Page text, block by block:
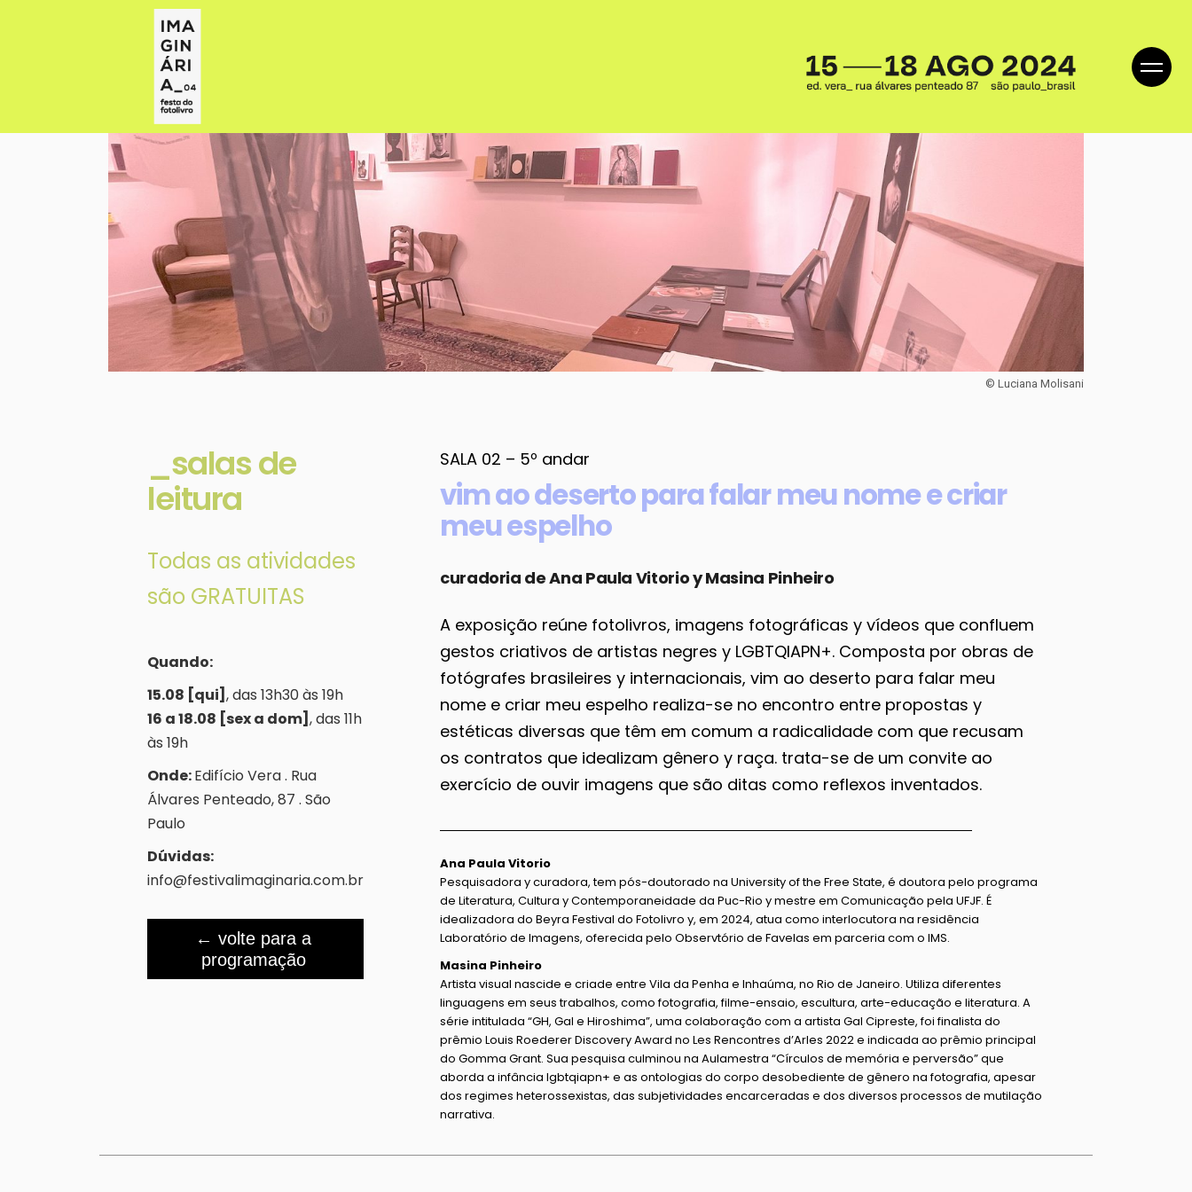
© Luciana Molisani
_salas de
leitura
Todas as atividades
são GRATUITAS
Quando:
15.08 [qui] , das 13h30 às 19h
16 a 18.08 [sex a dom] , das 11h
às 19h
Onde:Edifício Vera . Rua
Álvares Penteado, 87 . São
Paulo
Dúvidas:
info@festivalimaginaria.com.br
← volte para a
programação
SALA 02 – 5º andar
vim ao deserto para falar meu nome e criar
meu espelho
curadoria de Ana Paula Vitorio y Masina Pinheiro
A exposição reúne fotolivros, imagens fotográficas y vídeos que confluem
gestos criativos de artistas negres y LGBTQIAPN+. Composta por obras de
fotógrafes brasileires y internacionais, vim ao deserto para falar meu
nome e criar meu espelho realiza-se no encontro entre propostas y
estéticas diversas que têm em comum a radicalidade com que recusam
os contratos que idealizam gênero y raça. trata-se de um convite ao
exercício de ouvir imagens que são ditas como reflexos inventados.
Ana Paula Vitorio
Pesquisadora y curadora, tem pós-doutorado na University of the Free State, é doutora pelo programa
de Literatura, Cultura y Contemporaneidade da Puc-Rio y mestre em Comunicação pela UFJF. É
idealizadora do Beyra Festival do Fotolivro y, em 2024, atua como interlocutora na residência
Laboratório de Imagens, oferecida pelo Observtório de Favelas em parceria com o IMS.
Masina Pinheiro
Artista visual nascide e criade entre Vila da Penha e Inhaúma, no Rio de Janeiro. Utiliza diferentes
linguagens em seus trabalhos, como fotografia, filme-ensaio, escultura, arte-educação e literatura. A
série intitulada “GH, Gal e Hiroshima”, uma colaboração com a artista Gal Cipreste, foi finalista do
prêmio Louis Roederer Discovery Award no Les Rencontres d’Arles 2022 e indicada ao prêmio principal
do Gomma Grant. Sua pesquisa culminou na Aulamestra “Círculos de memória e perversão” que
aborda a infância lgbtqiapn+ e as ontologias do corpo desobediente de gênero na fotografia, apesar
dos regimes heterossexistas, das subjetividades encarceradas e dos diversos processos de mutilação
narrativa.